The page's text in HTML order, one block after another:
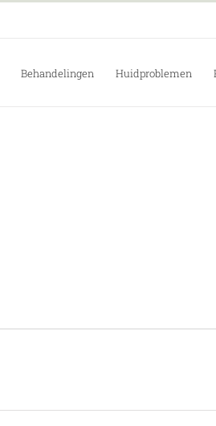
Behandelingen Huidproblemen